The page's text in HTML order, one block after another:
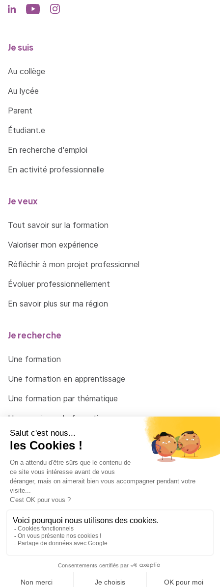
Je suis
Au collège
Au lycée
Parent
Étudiant.e
En recherche d'emploi
En activité professionnelle
Je veux
Tout savoir sur la formation
Valoriser mon expérience
Réfléchir à mon projet professionnel
Évoluer professionnellement
En savoir plus sur ma région
Je recherche
Une formation
Une formation en apprentissage
Une formation par thématique
Un organisme de formation
Un conseiller
© 2026 - Côté Formations - par Via Compétences
Menu Pied de page
Mentions Légales
Politique de confidentialité